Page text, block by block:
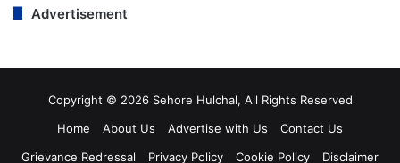
Advertisement
Copyright © 2026 Sehore Hulchal, All Rights Reserved
Home
About Us Advertise with Us
Contact Us
Grievance Redressal
Privacy Policy Cookie Policy Disclaimer